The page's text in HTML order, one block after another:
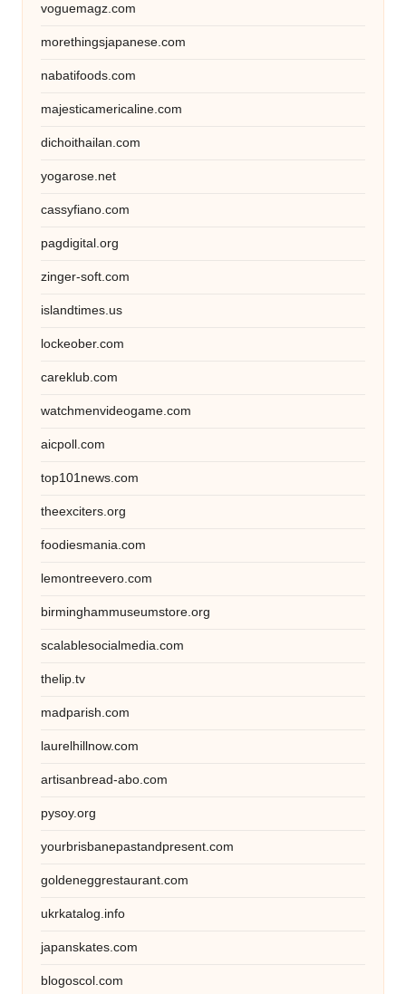
voguemagz.com
morethingsjapanese.com
nabatifoods.com
majesticamericaline.com
dichoithailan.com
yogarose.net
cassyfiano.com
pagdigital.org
zinger-soft.com
islandtimes.us
lockeober.com
careklub.com
watchmenvideogame.com
aicpoll.com
top101news.com
theexciters.org
foodiesmania.com
lemontreevero.com
birminghammuseumstore.org
scalablesocialmedia.com
thelip.tv
madparish.com
laurelhillnow.com
artisanbread-abo.com
pysoy.org
yourbrisbanepastandpresent.com
goldeneggrestaurant.com
ukrkatalog.info
japanskates.com
blogoscol.com